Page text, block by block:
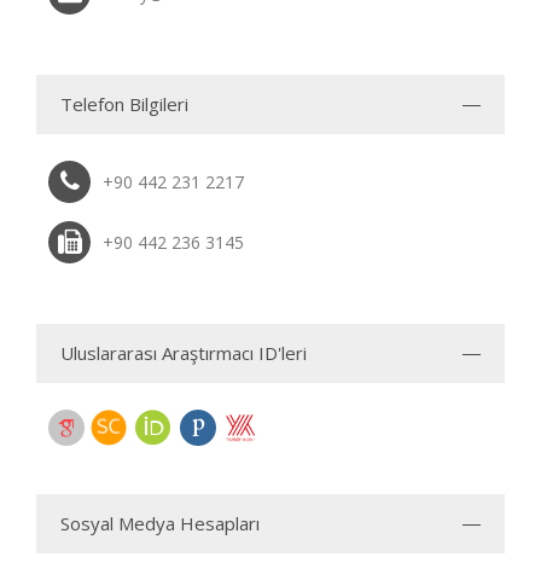
Telefon Bilgileri
+90 442 231 2217
+90 442 236 3145
Uluslararası Araştırmacı ID'leri
Sosyal Medya Hesapları